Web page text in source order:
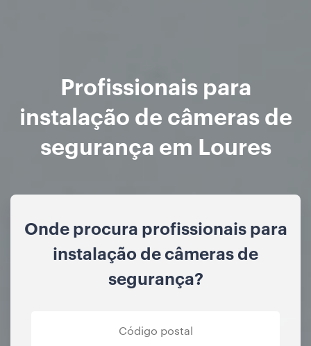
Profissionais para
instalação de câmeras de
segurança em Loures
Onde procura profissionais para
instalação de câmeras de
segurança?